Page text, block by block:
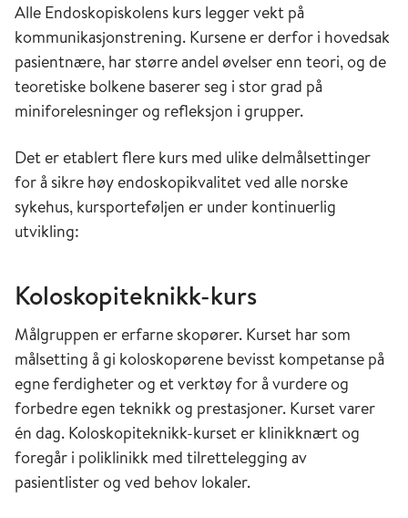
Alle Endoskopiskolens kurs legger vekt på
kommunikasjonstrening. Kursene er derfor i hovedsak
pasientnære, har større andel øvelser enn teori, og de
teoretiske bolkene baserer seg i stor grad på
miniforelesninger og refleksjon i grupper.
Det er etablert flere kurs med ulike delmålsettinger
for å sikre høy endoskopikvalitet ved alle norske
sykehus, kursporteføljen er under kontinuerlig
utvikling:
Koloskopiteknikk-kurs
Målgruppen er erfarne skopører. Kurset har som
målsetting å gi koloskopørene bevisst kompetanse på
egne ferdigheter og et verktøy for å vurdere og
forbedre egen teknikk og prestasjoner. Kurset varer
én dag. Koloskopiteknikk-kurset er klinikknært og
foregår i poliklinikk med tilrettelegging av
pasientlister og ved behov lokaler.